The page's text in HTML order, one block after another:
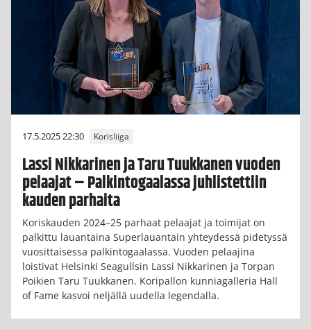
17.5.2025 22:30 Korisliiga
Lassi Nikkarinen ja Taru Tuukkanen vuoden
pelaajat – Palkintogaalassa juhlistettiin
kauden parhaita
Koriskauden 2024–25 parhaat pelaajat ja toimijat on
palkittu lauantaina Superlauantain yhteydessä pidetyssä
vuosittaisessa palkintogaalassa. Vuoden pelaajina
loistivat Helsinki Seagullsin Lassi Nikkarinen ja Torpan
Poikien Taru Tuukkanen. Koripallon kunniagalleria Hall
of Fame kasvoi neljällä uudella legendalla.